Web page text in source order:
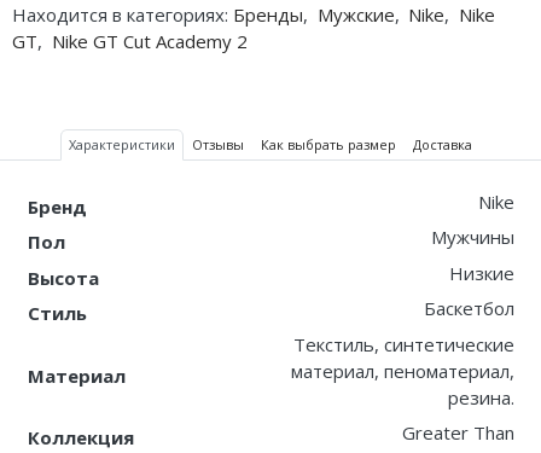
Находится в категориях: Бренды, Мужские, Nike, Nike
GT, Nike GT Cut Academy 2
Характеристики Отзывы Как выбрать размер Доставка
Бренд
Nike
Пол
Мужчины
Высота
Низкие
Стиль
Баскетбол
Материал
Текстиль, синтетические
материал, пеноматериал,
резина.
Коллекция
Greater Than